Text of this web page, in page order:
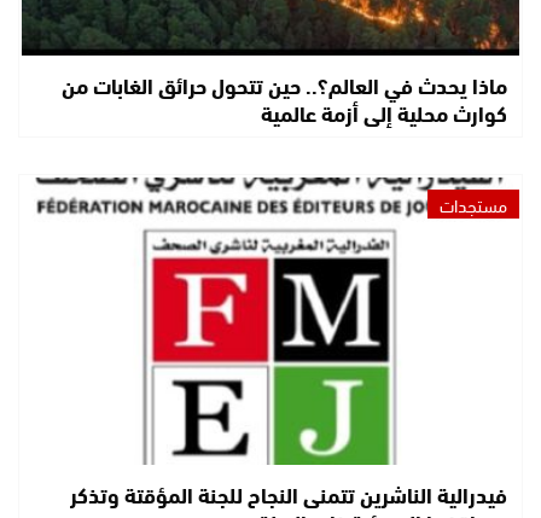
ماذا يحدث في العالم؟.. حين تتحول حرائق الغابات من
كوارث محلية إلى أزمة عالمية
مستجدات
فيدرالية الناشرين تتمنى النجاح للجنة المؤقتة وتذكر